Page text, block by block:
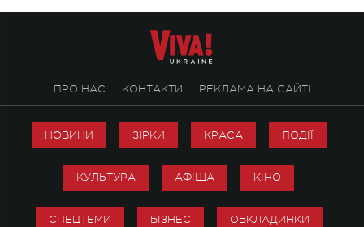
ПРО НАС КОНТАКТИ РЕКЛАМА НА САЙТІ
НОВИНИ ЗІРКИ КРАСА ПОДІЇ
КУЛЬТУРА АФІША КІНО
СПЕЦТЕМИ БІЗНЕС ОБКЛАДИНКИ